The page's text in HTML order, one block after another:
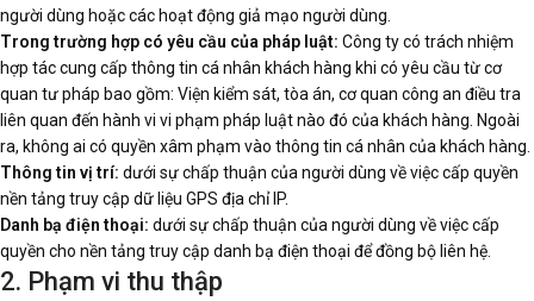
người dùng hoặc các hoạt động giả mạo người dùng.
Trong trường hợp có yêu cầu của pháp luật: Công ty có trách nhiệm
hợp tác cung cấp thông tin cá nhân khách hàng khi có yêu cầu từ cơ
quan tư pháp bao gồm: Viện kiểm sát, tòa án, cơ quan công an điều tra
liên quan đến hành vi vi phạm pháp luật nào đó của khách hàng. Ngoài
ra, không ai có quyền xâm phạm vào thông tin cá nhân của khách hàng.
Thông tin vị trí: dưới sự chấp thuận của người dùng về việc cấp quyền
nền tảng truy cập dữ liệu GPS địa chỉ IP.
Danh bạ điện thoại: dưới sự chấp thuận của người dùng về việc cấp
quyền cho nền tảng truy cập danh bạ điện thoại để đồng bộ liên hệ.
2. Phạm vi thu thập